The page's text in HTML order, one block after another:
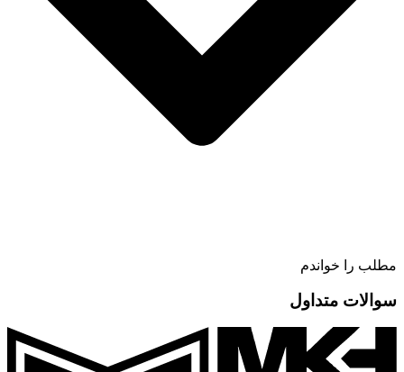
مطلب را خواندم
سوالات متداول